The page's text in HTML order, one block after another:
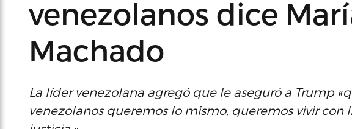
venezolanos dice
Machado
La líder venezolana agregó que le aseguró a Trump
venezolanos queremos lo mismo, queremos vivir